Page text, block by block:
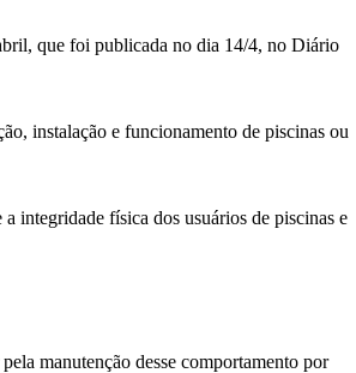
que foi publicada no dia 14/4, no Diário
instalação e funcionamento de piscinas ou
integridade física dos usuários de piscinas e
manutenção desse comportamento por